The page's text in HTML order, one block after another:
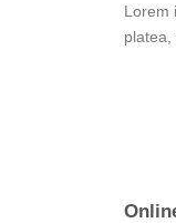
Lorem